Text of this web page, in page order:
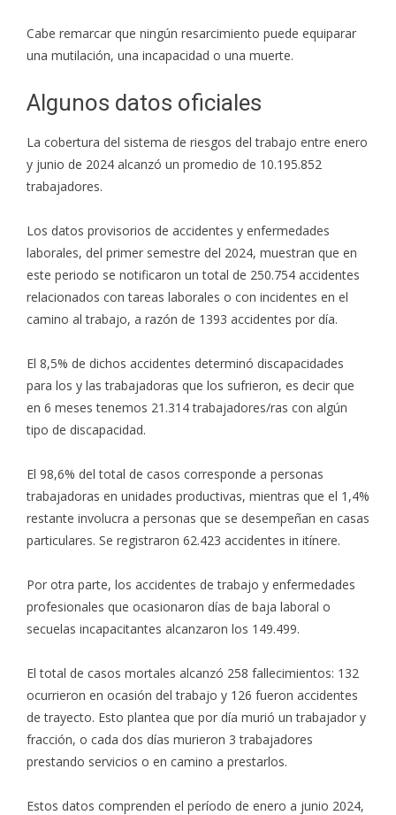
Cabe remarcar que ningún resarcimiento puede equiparar
una mutilación, una incapacidad o una muerte.
Algunos datos oficiales
La cobertura del sistema de riesgos del trabajo entre enero
y junio de 2024 alcanzó un promedio de 10.195.852
trabajadores.
Los datos provisorios de accidentes y enfermedades
laborales, del primer semestre del 2024, muestran que en
este periodo se notificaron un total de 250.754 accidentes
relacionados con tareas laborales o con incidentes en el
camino al trabajo, a razón de 1393 accidentes por día.
El 8,5% de dichos accidentes determinó discapacidades
para los y las trabajadoras que los sufrieron, es decir que
en 6 meses tenemos 21.314 trabajadores/ras con algún
tipo de discapacidad.
El 98,6% del total de casos corresponde a personas
trabajadoras en unidades productivas, mientras que el 1,4%
restante involucra a personas que se desempeñan en casas
particulares. Se registraron 62.423 accidentes in itínere.
Por otra parte, los accidentes de trabajo y enfermedades
profesionales que ocasionaron días de baja laboral o
secuelas incapacitantes alcanzaron los 149.499.
El total de casos mortales alcanzó 258 fallecimientos: 132
ocurrieron en ocasión del trabajo y 126 fueron accidentes
de trayecto. Esto plantea que por día murió un trabajador y
fracción, o cada dos días murieron 3 trabajadores
prestando servicios o en camino a prestarlos.
Estos datos comprenden el período de enero a junio 2024,